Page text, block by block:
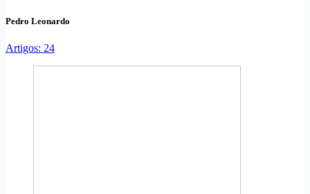
Pedro Leonardo
Artigos: 24